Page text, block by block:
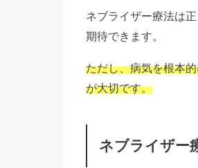
ネブライザー療法は
期待できます。
ただし、病気を根本
が大切です。
ネブライザー